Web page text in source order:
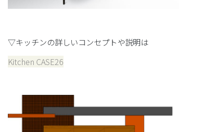
▽キッチンの詳しいコンセプトや説明は
Kitchen CASE26